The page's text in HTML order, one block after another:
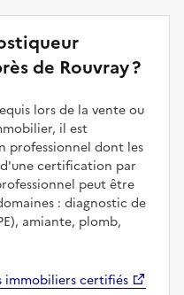
de Rouvray ?
lors de la vente ou
il est
professionnel dont les
certification par
peut être
: diagnostic de
amiante, plomb,
immobiliers certifiés